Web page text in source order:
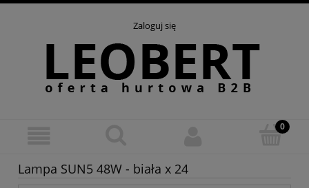
Zaloguj się
Lampa SUN5 48W - biała x 24